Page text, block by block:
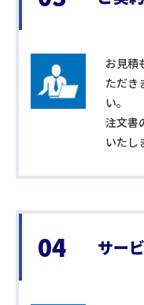
お見積
ただき
い。
注文書
いたし
04 サー